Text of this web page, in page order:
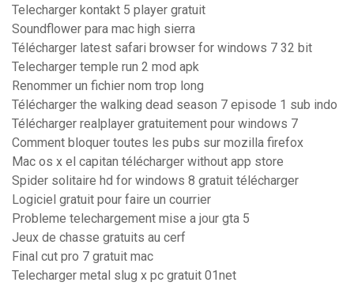
Telecharger kontakt 5 player gratuit
Soundflower para mac high sierra
Télécharger latest safari browser for windows 7 32 bit
Telecharger temple run 2 mod apk
Renommer un fichier nom trop long
Télécharger the walking dead season 7 episode 1 sub indo
Télécharger realplayer gratuitement pour windows 7
Comment bloquer toutes les pubs sur mozilla firefox
Mac os x el capitan télécharger without app store
Spider solitaire hd for windows 8 gratuit télécharger
Logiciel gratuit pour faire un courrier
Probleme telechargement mise a jour gta 5
Jeux de chasse gratuits au cerf
Final cut pro 7 gratuit mac
Telecharger metal slug x pc gratuit 01net